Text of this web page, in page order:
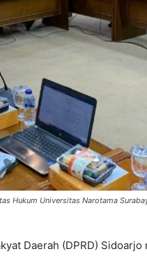
Hukum Universitas Narotama
Daerah (DPRD)